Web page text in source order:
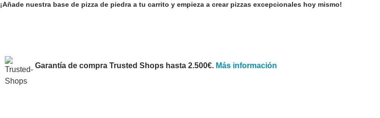
¡Añade nuestra base de pizza de piedra a tu carrito y empieza a crear pizzas excepcionales hoy mismo!
Garantía de compra Trusted Shops hasta 2.500€. Más información